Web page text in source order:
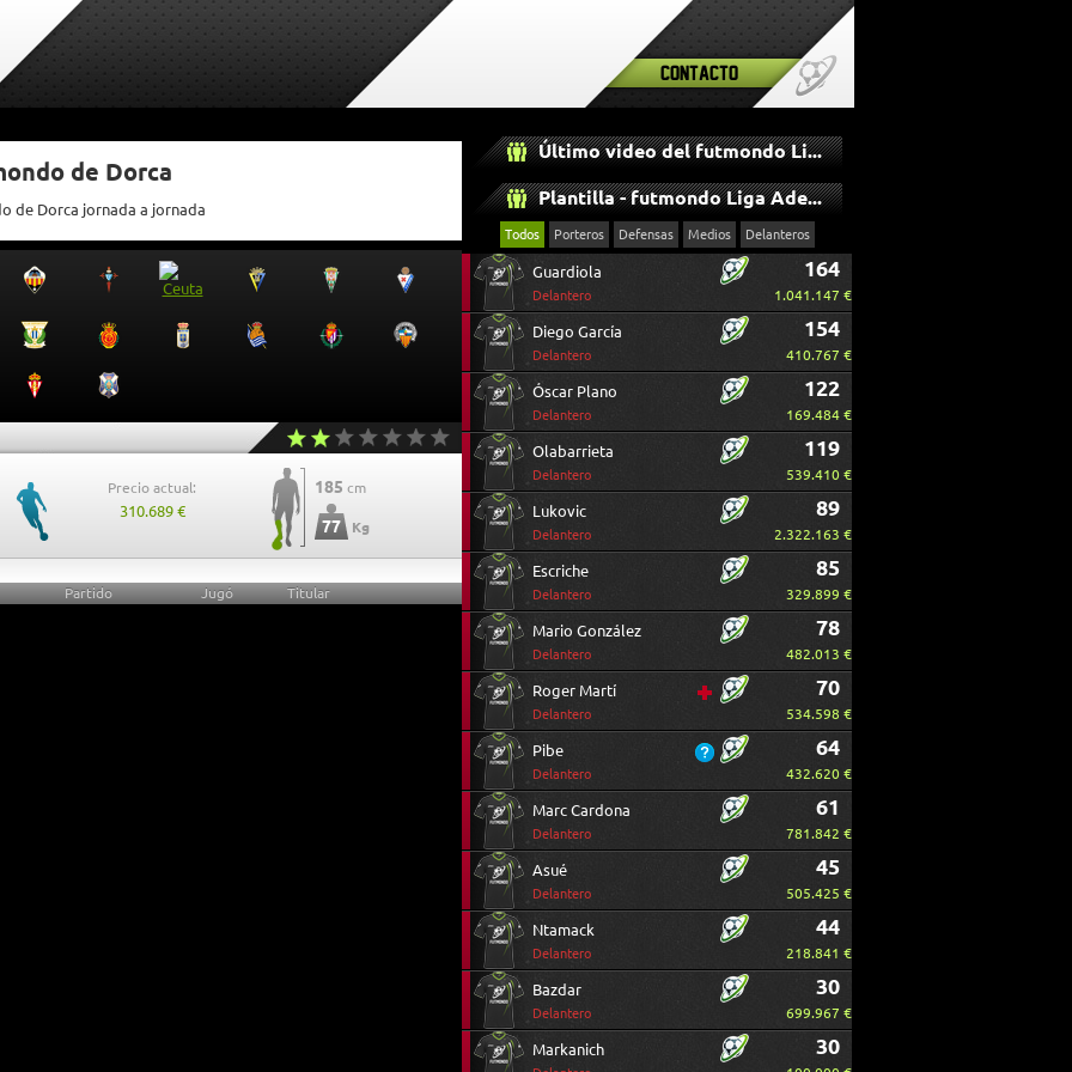
Contacto
de Dorca
de Dorca jornada a jornada
Precio actual:
310.689 €
185 cm
77 Kg
Partido Jugó Titular
Último video del futmondo Liga Adelante
Plantilla - futmondo Liga Adelante
Todos Porteros Defensas Medios Delanteros
Guardiola
Delantero
164
1.041.147 €
Diego García
Delantero
154
410.767 €
Óscar Plano
Delantero
122
169.484 €
Olabarrieta
Delantero
119
539.410 €
Lukovic
Delantero
89
2.322.163 €
Escriche
Delantero
85
329.899 €
Mario González
Delantero
78
482.013 €
Roger Martí
Delantero
70
534.598 €
Pibe
Delantero
64
432.620 €
Marc Cardona
Delantero
61
781.842 €
Asué
Delantero
45
505.425 €
Ntamack
Delantero
44
218.841 €
Bazdar
Delantero
30
699.967 €
Markanich 30